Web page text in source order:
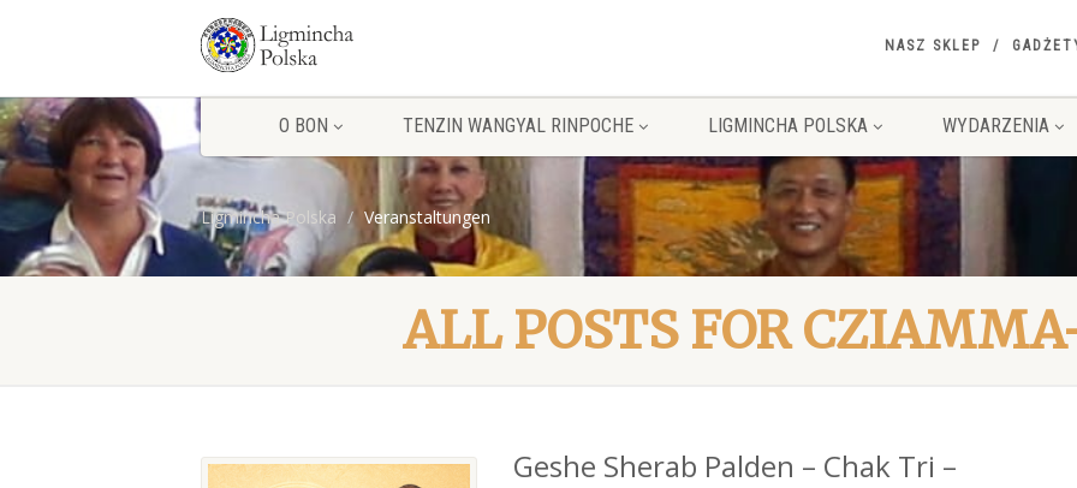
NASZ SKLEP
O BON TENZIN WANGYAL RINPOCHE LIGMINCHA POLSKA WYDARZENIA
Ligmincha Polska Veranstaltungen
ALL POSTS FOR
Geshe Sherab Palden – Chak Tri –